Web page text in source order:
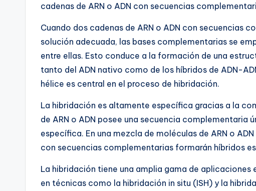
cadenas de ARN o ADN con secuencias
Cuando dos cadenas de ARN o ADN con secuencias
solución adecuada, las bases complementarias se
entre ellas. Esto conduce a la formación de una
tanto del ADN nativo como de los híbridos de ADN-
hélice es central en el proceso de hibridación.
La hibridación es altamente específica gracias a la
de ARN o ADN posee una secuencia complementaria
específica. En una mezcla de moléculas de ARN o
con secuencias complementarias formarán híbridos
La hibridación tiene una amplia gama de
en técnicas como la hibridación in situ (ISH) y la